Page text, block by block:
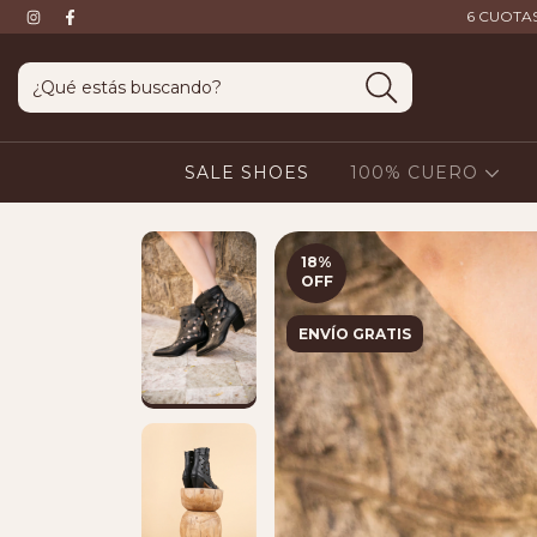
6
SALE SHOES 100% CUERO
18%
OFF
ENVÍO GRATIS